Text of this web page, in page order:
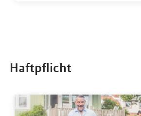
Haftpflicht